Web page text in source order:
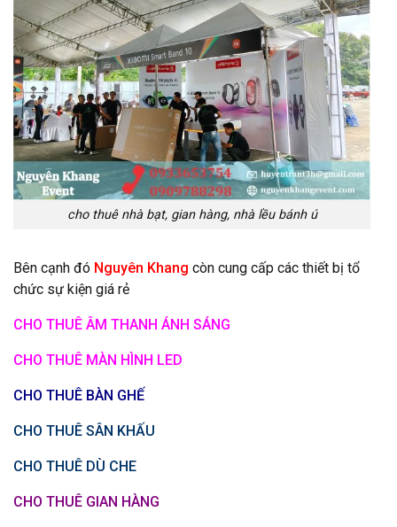
cho thuê nhà bạt, gian hàng, nhà lều bánh ú
Bên cạnh đó Nguyên Khang còn cung cấp các thiết bị tổ
chức sự kiện giá rẻ
CHO THUÊ ÂM THANH ÁNH SÁNG
CHO THUÊ MÀN HÌNH LED
CHO THUÊ BÀN GHẾ
CHO THUÊ SÂN KHẤU
CHO THUÊ DÙ CHE
CHO THUÊ GIAN HÀNG